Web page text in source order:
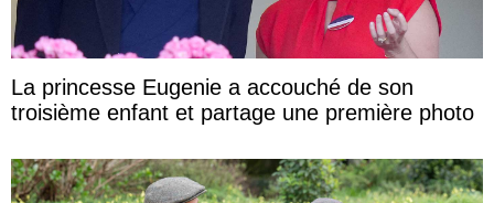
La princesse Eugenie a accouché de son
troisième enfant et partage une première photo